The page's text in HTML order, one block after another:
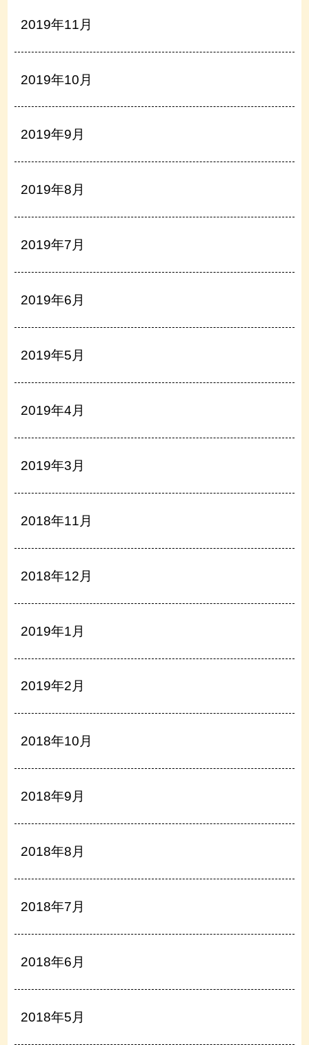
2019年11月
2019年10月
2019年9月
2019年8月
2019年7月
2019年6月
2019年5月
2019年4月
2019年3月
2018年11月
2018年12月
2019年1月
2019年2月
2018年10月
2018年9月
2018年8月
2018年7月
2018年6月
2018年5月